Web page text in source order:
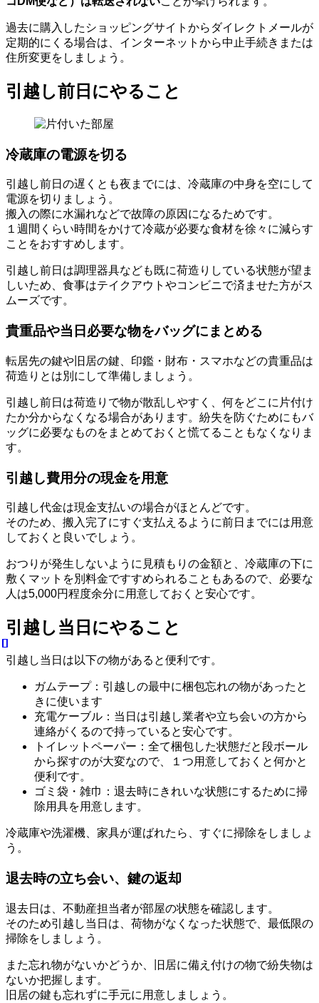
過去に購入したショッピングサイトからダイレクトメールが
定期的にくる場合は、インターネットから中止手続きまたは
住所変更をしましょう。
引越し前日にやること
冷蔵庫の電源を切る
引越し前日の遅くとも夜までには、冷蔵庫の中身を空にして
電源を切りましょう。
搬入の際に水漏れなどで故障の原因になるためです。
１週間くらい時間をかけて冷蔵が必要な食材を徐々に減らす
ことをおすすめします。
引越し前日は調理器具なども既に荷造りしている状態が望ま
しいため、食事はテイクアウトやコンビニで済ませた方がス
ムーズです。
貴重品や当日必要な物をバッグにまとめる
転居先の鍵や旧居の鍵、印鑑・財布・スマホなどの貴重品は
荷造りとは別にして準備しましょう。
引越し前日は荷造りで物が散乱しやすく、何をどこに片付け
たか分からなくなる場合があります。紛失を防ぐためにもバ
ッグに必要なものをまとめておくと慌てることもなくなりま
す。
引越し費用分の現金を用意
引越し代金は現金支払いの場合がほとんどです。
そのため、搬入完了にすぐ支払えるように前日までには用意
しておくと良いでしょう。
おつりが発生しないように見積もりの金額と、冷蔵庫の下に
敷くマットを別料金ですすめられることもあるので、必要な
人は5,000円程度余分に用意しておくと安心です。
引越し当日にやること
引越し当日は以下の物があると便利です。
ガムテープ：引越しの最中に梱包忘れの物があったと
きに使います
充電ケーブル：当日は引越し業者や立ち会いの方から
連絡がくるので持っていると安心です。
トイレットペーパー：全て梱包した状態だと段ボール
から探すのが大変なので、１つ用意しておくと何かと
便利です。
ゴミ袋・雑巾：退去時にきれいな状態にするために掃
除用具を用意します。
冷蔵庫や洗濯機、家具が運ばれたら、すぐに掃除をしましょ
う。
退去時の立ち会い、鍵の返却
退去日は、不動産担当者が部屋の状態を確認します。
そのため引越し当日は、荷物がなくなった状態で、最低限の
掃除をしましょう。
また忘れ物がないかどうか、旧居に備え付けの物で紛失物は
ないか把握します。
旧居の鍵も忘れずに手元に用意しましょう。